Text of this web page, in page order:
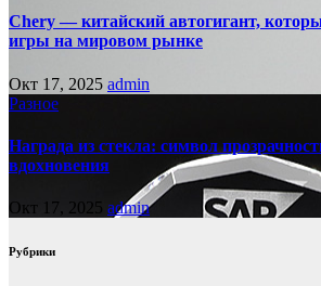
Chery — китайский автогигант,
игры на мировом рынке
Окт 17, 2025 admin
Разное
Награда из стекла: символ
вдохновения
Окт 17, 2025 admin
Рубрики